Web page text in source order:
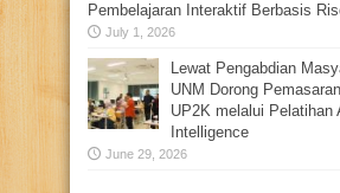
Pembelajaran Interaktif Berbasis
July 1, 2026
Lewat Pengabdian
UNM Dorong
UP2K melalui Pelatihan
Intelligence
June 29, 2026